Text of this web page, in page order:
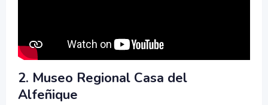
2. Museo Regional Casa del
Alfeñique